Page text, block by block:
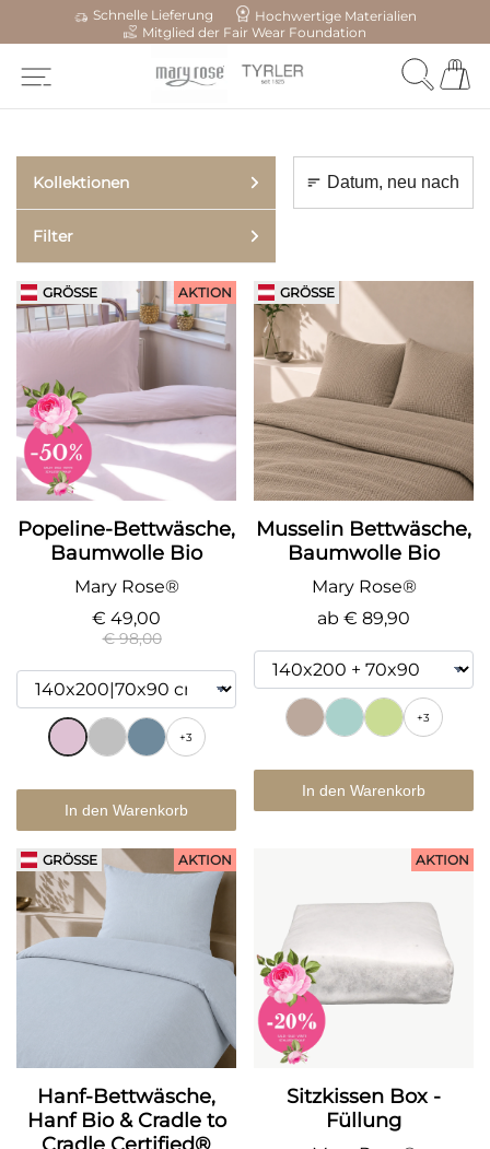
Schnelle Lieferung
Hochwertige Materialien
Mitglied der Fair Wear Foundation
Kollektionen
Filter
GRÖSSE
Popeline-Bettwäsche,
Baumwolle Bio
AKTION
Mary Rose®
€ 49,00
€ 98,00
+3
In den Warenkorb
GRÖSSE
Musselin Bettwäsche,
Baumwolle Bio
Mary Rose®
ab € 89,90
+3
In den Warenkorb
GRÖSSE
Hanf-Bettwäsche,
Hanf Bio & Cradle to
AKTION
Sitzkissen Box -
Füllung
AKTION